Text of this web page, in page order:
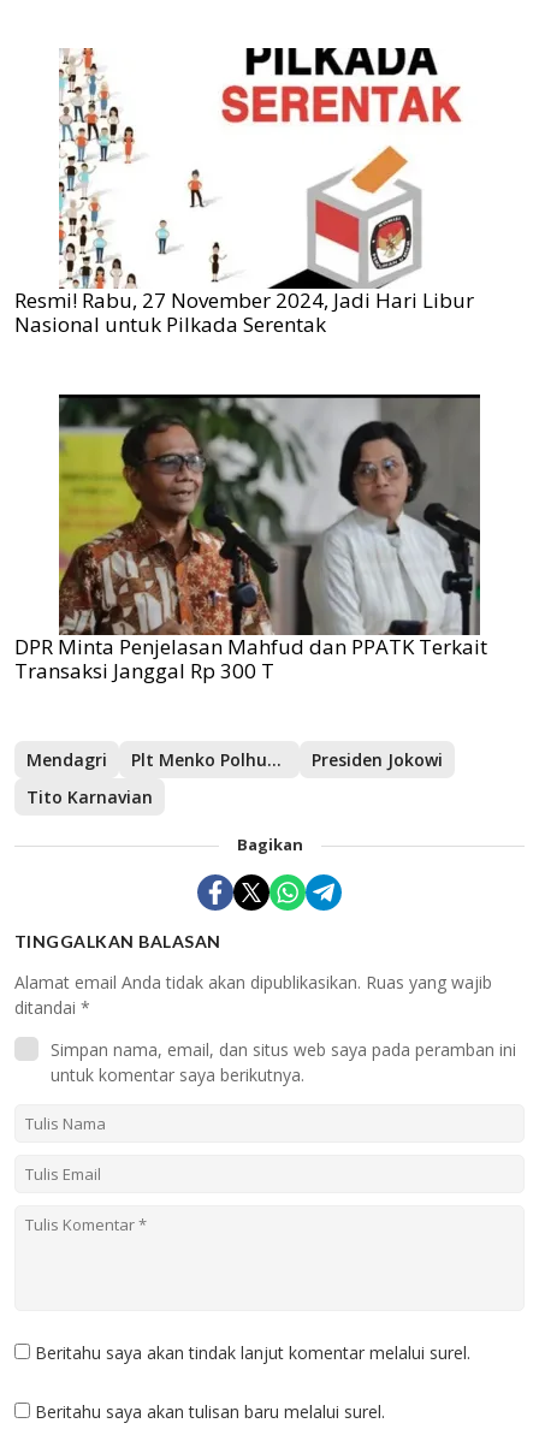
Resmi! Rabu, 27 November 2024, Jadi Hari Libur
Nasional untuk Pilkada Serentak
DPR Minta Penjelasan Mahfud dan PPATK Terkait
Transaksi Janggal Rp 300 T
Mendagri Plt Menko Polhukam
Presiden Jokowi
Tito Karnavian
Bagikan
TINGGALKAN BALASAN
Alamat email Anda tidak akan dipublikasikan. Ruas yang wajib
ditandai *
Simpan nama, email, dan situs web saya pada peramban ini
untuk komentar saya berikutnya.
Beritahu saya akan tindak lanjut komentar melalui surel.
Beritahu saya akan tulisan baru melalui surel.